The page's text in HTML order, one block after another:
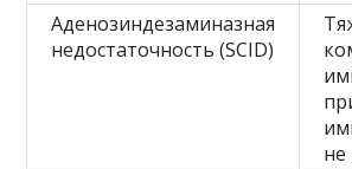
Аденозиндезаминазная
недостаточность (SCID)
не